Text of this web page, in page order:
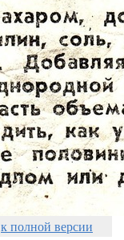
к полной версии